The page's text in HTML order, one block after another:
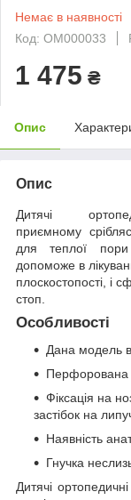
Немає в наявності
Код: ОМ000033
1 475 ₴
Опис
Опис
Дитячі
приємному
для теплої пори
допоможе в
плоскостопості, і
стоп.
Особливості
Дана модель
Перфорована
Фіксація на
застібок на
Наявність
Гнучка
Дитячі